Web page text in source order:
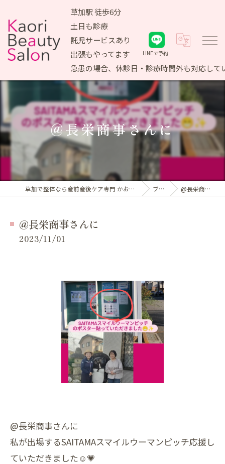
草加駅 徒歩6分
土日も診療
託児サービスあり
出張もやってます
急患の場合、休診日・診療時間外も対応して
LINEで予約
@長栄商事さんに
草加で整体なら産前産後ケア専門 かおりビューティサロン ブログ @長栄商事さんに
@長栄商事さんに
2023/11/01
@長栄商事さんに
私が出場するSAITAMAスマイルウーマンピッチ応援し
ていただきました☺️💗